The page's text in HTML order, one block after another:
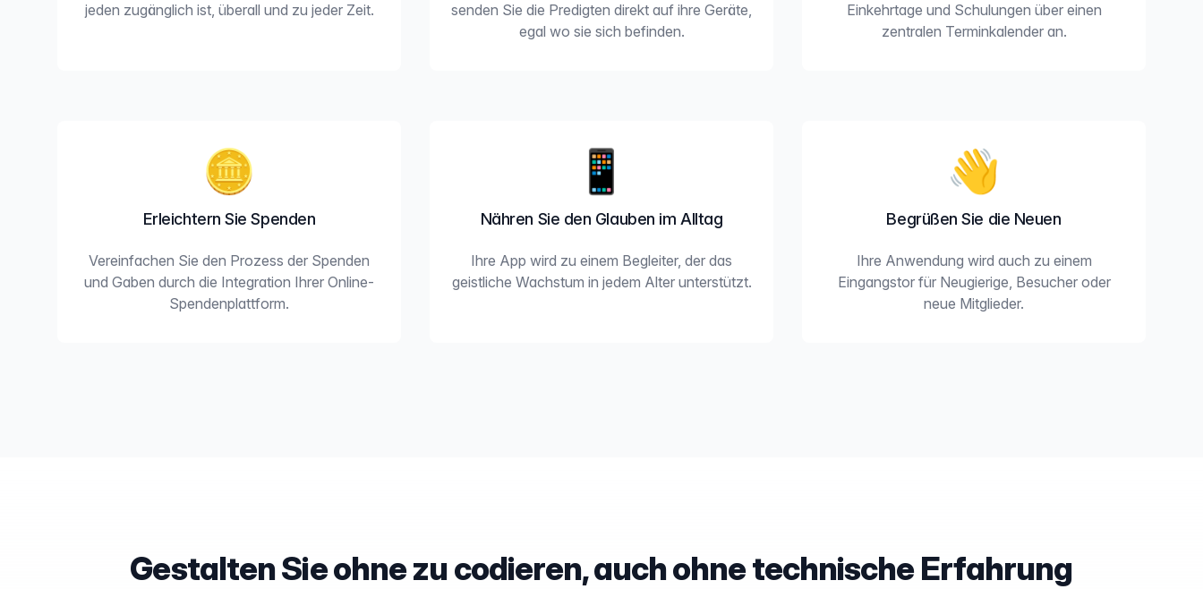
jeden zugänglich ist, überall und zu jeder Zeit.
senden Sie die Predigten direkt auf ihre Geräte,
egal wo sie sich befinden.
Einkehrtage und Schulungen über einen
zentralen Terminkalender an.
🪙
Erleichtern Sie Spenden
Vereinfachen Sie den Prozess der Spenden
und Gaben durch die Integration Ihrer Online-
Spendenplattform.
📱
Nähren Sie den Glauben im Alltag
Ihre App wird zu einem Begleiter, der das
geistliche Wachstum in jedem Alter unterstützt.
👋
Begrüßen Sie die Neuen
Ihre Anwendung wird auch zu einem
Eingangstor für Neugierige, Besucher oder
neue Mitglieder.
Gestalten Sie ohne zu codieren, auch ohne technische Erfahrung